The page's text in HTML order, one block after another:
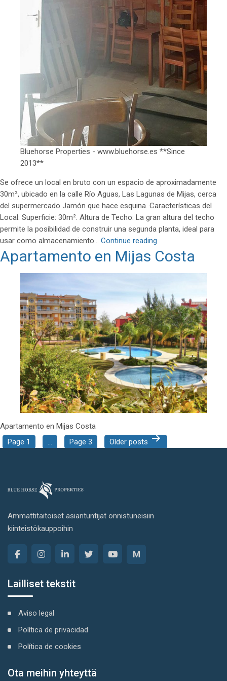
Bluehorse Properties - www.bluehorse.es **Since
2013**
Se ofrece un local en bruto con un espacio de aproximadamente
30m², ubicado en la calle Río Aguas, Las Lagunas de Mijas, cerca
del supermercado Jamón que hace esquina. Características del
Local: Superficie: 30m². Altura de Techo: La gran altura del techo
permite la posibilidad de construir una segunda planta, ideal para
usar como almacenamiento… Continue reading
en
Las
Lagunas
Apartamento en Mijas Costa
Apartamento en Mijas Costa
Posts
Page 1 … Page 3 Older posts
Ammattitaitoiset asiantuntijat onnistuneisiin
kiinteistökauppoihin
M
Lailliset tekstit
Aviso legal
Política de privacidad
Política de cookies
Ota meihin yhteyttä